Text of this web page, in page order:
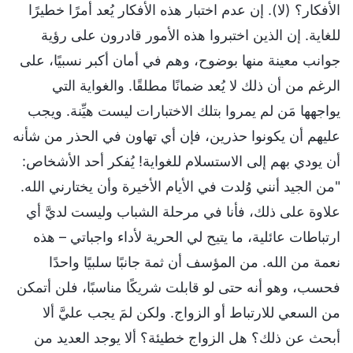
الأفكار؟ (لا). إن عدم اختبار هذه الأفكار يُعد أمرًا خطيرًا
للغاية. إن الذين اختبروا هذه الأمور قادرون على رؤية
جوانب معينة منها بوضوح، وهم في أمان أكبر نسبيًا، على
الرغم من أن ذلك لا يُعد ضمانًا مطلقًا. والغواية التي
يواجهها مَن لم يمروا بتلك الاختبارات ليست هيِّنة. ويجب
عليهم أن يكونوا حذرين، فإن أي تهاون في الحذر من شأنه
أن يودي بهم إلى الاستسلام للغواية! يُفكر أحد الأشخاص:
"من الجيد أنني وُلدت في الأيام الأخيرة وأن يختارني الله.
علاوة على ذلك، فأنا في مرحلة الشباب وليست لديَّ أي
ارتباطات عائلية، ما يتيح لي الحرية لأداء واجباتي – هذه
نعمة من الله. من المؤسف أن ثمة جانبًا سلبيًا واحدًا
فحسب، وهو أنه حتى لو قابلت شريكًا مناسبًا، فلن أتمكن
من السعي للارتباط أو الزواج. ولكن لمَ يجب عليَّ ألا
أبحث عن ذلك؟ هل الزواج خطيئة؟ ألا يوجد العديد من